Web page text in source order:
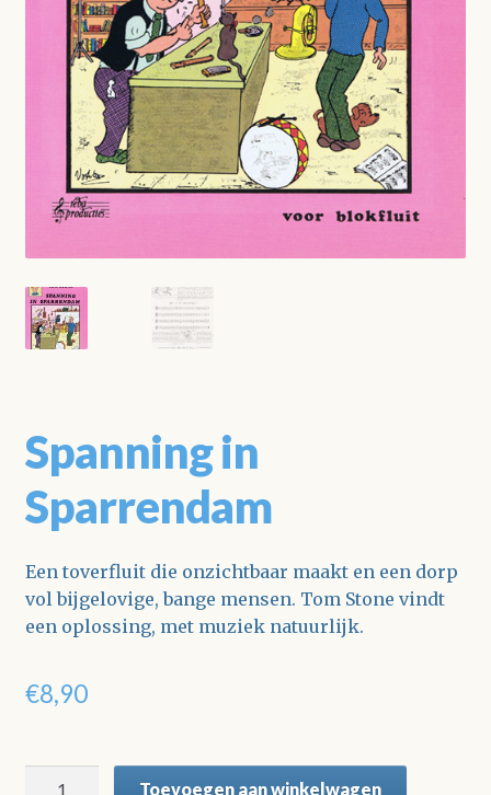
Spanning in
Sparrendam
Een toverfluit die onzichtbaar maakt en een dorp
vol bijgelovige, bange mensen. Tom Stone vindt
een oplossing, met muziek natuurlijk.
€8,90
Toevoegen aan winkelwagen